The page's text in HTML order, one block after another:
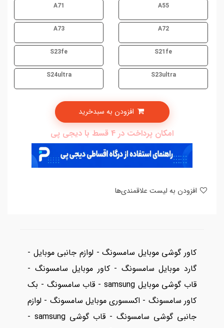
A55
A71
A72
A73
S21fe
S23fe
S23ultra
S24ultra
امکان پرداخت در 4 قسط با دیجی پی
کاور گوشی موبایل سامسونگ - لوازم جانبی موبایل -
گارد موبایل سامسونگ - کاور موبایل سامسونگ -
قاب گوشی موبایل samsung - قاب سامسونگ - بک
کاور سامسونگ - اکسسوری موبایل سامسونگ - لوازم
جانبی گوشی سامسونگ - قاب گوشی samsung -